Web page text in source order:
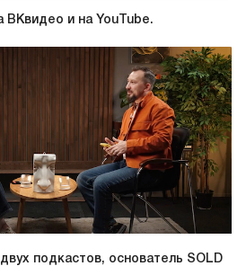
ВКвидео и на YouTube.
подкастов, основатель SOLD